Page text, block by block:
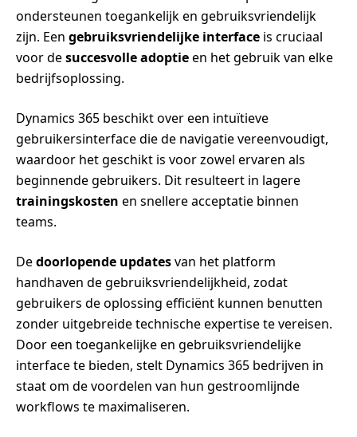
ondersteunen toegankelijk en gebruiksvriendelijk
zijn. Een gebruiksvriendelijke interface is cruciaal
voor desuccesvolle adoptieen het gebruik van elke
bedrijfsoplossing.
Dynamics 365 beschikt over een intuïtieve
gebruikersinterface die de navigatie vereenvoudigt,
waardoor het geschikt is voor zowel ervaren als
beginnende gebruikers. Dit resulteert in lagere
trainingskosten en snellere acceptatie binnen
teams.
Dedoorlopende updatesvan het platform
handhaven de gebruiksvriendelijkheid, zodat
gebruikers de oplossing efficiënt kunnen benutten
zonder uitgebreide technische expertise te vereisen.
Door een toegankelijke en gebruiksvriendelijke
interface te bieden, stelt Dynamics 365 bedrijven in
staat om de voordelen van hun gestroomlijnde
workflows te maximaliseren.